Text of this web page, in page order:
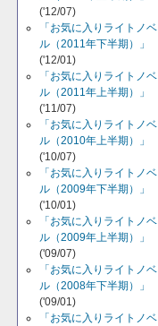
('12/07)
「お気に入りライトノベ
ル（2011年下半期）」
('12/01)
「お気に入りライトノベ
ル（2011年上半期）」
('11/07)
「お気に入りライトノベ
ル（2010年上半期）」
('10/07)
「お気に入りライトノベ
ル（2009年下半期）」
('10/01)
「お気に入りライトノベ
ル（2009年上半期）」
('09/07)
「お気に入りライトノベ
ル（2008年下半期）」
('09/01)
「お気に入りライトノベ